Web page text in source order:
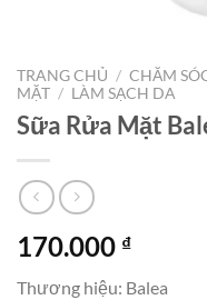
TRANG CHỦ / CHĂM
MẶT / LÀM SẠCH DA
Sữa Rửa Mặt
170.000 ₫
Thương hiệu: Balea